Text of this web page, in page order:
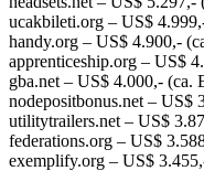
ucakbileti.org – US$
handy.org – US$ 4.900,-
apprenticeship.org – US$
gba.net – US$ 4.000,- (ca.
nodepositbonus.net – US$
utilitytrailers.net – US$
federations.org – US$
exemplify.org – US$